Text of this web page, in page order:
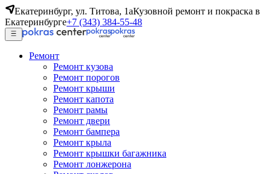
Екатеринбург, ул. Титова, 1аКузовной ремонт и покраска в
Екатеринбурге+7 (343) 384-55-48
Ремонт
Ремонт кузова
Ремонт порогов
Ремонт крыши
Ремонт капота
Ремонт рамы
Ремонт двери
Ремонт бампера
Ремонт крыла
Ремонт крышки багажника
Ремонт лонжерона